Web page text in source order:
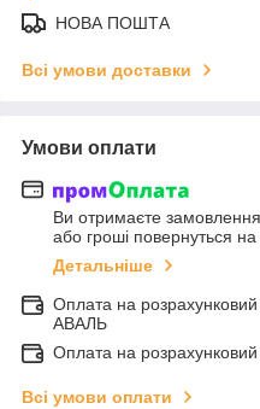
НОВА ПОШТА
Всі умови доставки
Умови оплати
Ви отримаєте замовлення
або гроші повернуться
Детальніше
Оплата на
АВАЛЬ
Оплата на
Всі умови оплати